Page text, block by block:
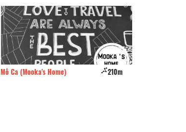
Mô Ca (Mooka's Home) 210m